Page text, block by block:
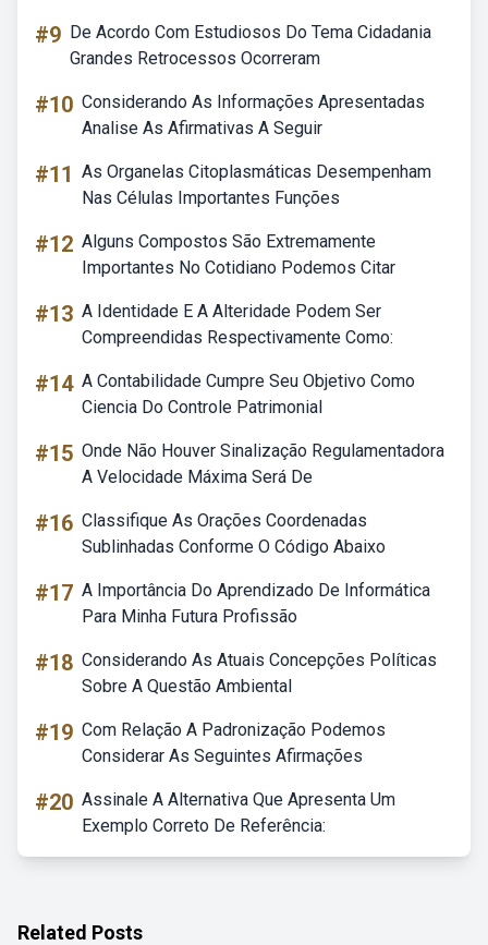
#9 De Acordo Com Estudiosos Do Tema Cidadania
Grandes Retrocessos Ocorreram
#10 Considerando As Informações Apresentadas
Analise As Afirmativas A Seguir
#11 As Organelas Citoplasmáticas Desempenham
Nas Células Importantes Funções
#12 Alguns Compostos São Extremamente
Importantes No Cotidiano Podemos Citar
#13 A Identidade E A Alteridade Podem Ser
Compreendidas Respectivamente Como:
#14 A Contabilidade Cumpre Seu Objetivo Como
Ciencia Do Controle Patrimonial
#15 Onde Não Houver Sinalização Regulamentadora
A Velocidade Máxima Será De
#16 Classifique As Orações Coordenadas
Sublinhadas Conforme O Código Abaixo
#17 A Importância Do Aprendizado De Informática
Para Minha Futura Profissão
#18 Considerando As Atuais Concepções Políticas
Sobre A Questão Ambiental
#19 Com Relação A Padronização Podemos
Considerar As Seguintes Afirmações
#20 Assinale A Alternativa Que Apresenta Um
Exemplo Correto De Referência:
Related Posts